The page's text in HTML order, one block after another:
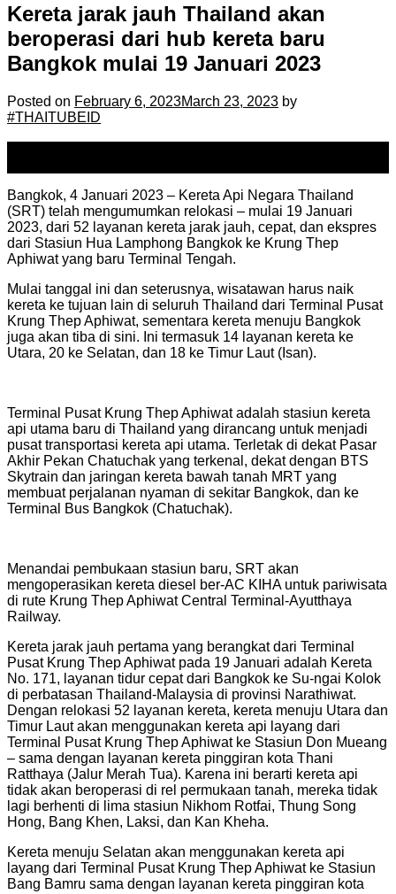
Kereta jarak jauh Thailand akan
beroperasi dari hub kereta baru
Bangkok mulai 19 Januari 2023
Posted on February 6, 2023March 23, 2023 by
#THAITUBEID
Bangkok, 4 Januari 2023 – Kereta Api Negara Thailand
(SRT) telah mengumumkan relokasi – mulai 19 Januari
2023, dari 52 layanan kereta jarak jauh, cepat, dan ekspres
dari Stasiun Hua Lamphong Bangkok ke Krung Thep
Aphiwat yang baru Terminal Tengah.
Mulai tanggal ini dan seterusnya, wisatawan harus naik
kereta ke tujuan lain di seluruh Thailand dari Terminal Pusat
Krung Thep Aphiwat, sementara kereta menuju Bangkok
juga akan tiba di sini. Ini termasuk 14 layanan kereta ke
Utara, 20 ke Selatan, dan 18 ke Timur Laut (Isan).
Terminal Pusat Krung Thep Aphiwat adalah stasiun kereta
api utama baru di Thailand yang dirancang untuk menjadi
pusat transportasi kereta api utama. Terletak di dekat Pasar
Akhir Pekan Chatuchak yang terkenal, dekat dengan BTS
Skytrain dan jaringan kereta bawah tanah MRT yang
membuat perjalanan nyaman di sekitar Bangkok, dan ke
Terminal Bus Bangkok (Chatuchak).
Menandai pembukaan stasiun baru, SRT akan
mengoperasikan kereta diesel ber-AC KIHA untuk pariwisata
di rute Krung Thep Aphiwat Central Terminal-Ayutthaya
Railway.
Kereta jarak jauh pertama yang berangkat dari Terminal
Pusat Krung Thep Aphiwat pada 19 Januari adalah Kereta
No. 171, layanan tidur cepat dari Bangkok ke Su-ngai Kolok
di perbatasan Thailand-Malaysia di provinsi Narathiwat.
Dengan relokasi 52 layanan kereta, kereta menuju Utara dan
Timur Laut akan menggunakan kereta api layang dari
Terminal Pusat Krung Thep Aphiwat ke Stasiun Don Mueang
– sama dengan layanan kereta pinggiran kota Thani
Ratthaya (Jalur Merah Tua). Karena ini berarti kereta api
tidak akan beroperasi di rel permukaan tanah, mereka tidak
lagi berhenti di lima stasiun Nikhom Rotfai, Thung Song
Hong, Bang Khen, Laksi, dan Kan Kheha.
Kereta menuju Selatan akan menggunakan kereta api
layang dari Terminal Pusat Krung Thep Aphiwat ke Stasiun
Bang Bamru sama dengan layanan kereta pinggiran kota